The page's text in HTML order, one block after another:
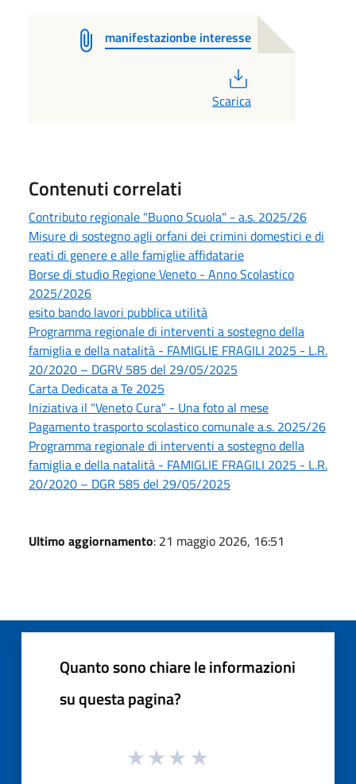
manifestazionbe interesse
Scarica
Contenuti correlati
Contributo regionale "Buono Scuola" - a.s. 2025/26
Misure di sostegno agli orfani dei crimini domestici e di
reati di genere e alle famiglie affidatarie
Borse di studio Regione Veneto - Anno Scolastico
2025/2026
esito bando lavori pubblica utilità
Programma regionale di interventi a sostegno della
famiglia e della natalità - FAMIGLIE FRAGILI 2025 - L.R.
20/2020 – DGRV 585 del 29/05/2025
Carta Dedicata a Te 2025
Iniziativa il "Veneto Cura" - Una foto al mese
Pagamento trasporto scolastico comunale a.s. 2025/26
Programma regionale di interventi a sostegno della
famiglia e della natalità - FAMIGLIE FRAGILI 2025 - L.R.
20/2020 – DGR 585 del 29/05/2025
Ultimo aggiornamento: 21 maggio 2026, 16:51
Quanto sono chiare le informazioni
su questa pagina?